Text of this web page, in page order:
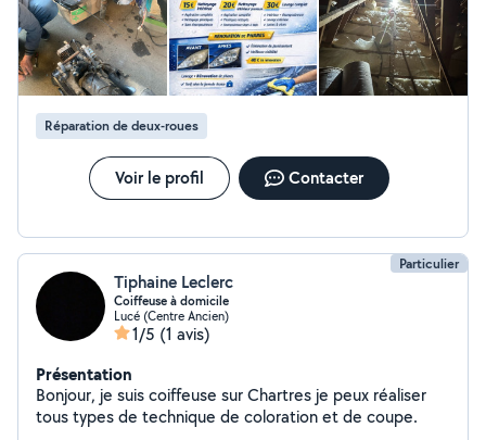
Réparation de deux-roues
Voir le profil Contacter
Particulier
Tiphaine Leclerc
Coiffeuse à domicile
Lucé (Centre Ancien)
1/5 (1 avis)
Présentation
Bonjour, je suis coiffeuse sur Chartres je peux réaliser
tous types de technique de coloration et de coupe.